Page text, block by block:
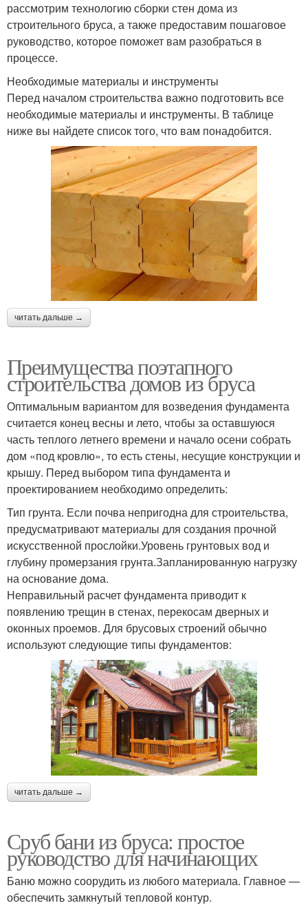
рассмотрим технологию сборки стен дома из
строительного бруса, а также предоставим пошаговое
руководство, которое поможет вам разобраться в
процессе.
Необходимые материалы и инструменты
Перед началом строительства важно подготовить все
необходимые материалы и инструменты. В таблице
ниже вы найдете список того, что вам понадобится.
читать дальше →
Преимущества поэтапного
строительства домов из бруса
Оптимальным вариантом для возведения фундамента
считается конец весны и лето, чтобы за оставшуюся
часть теплого летнего времени и начало осени собрать
дом «под кровлю», то есть стены, несущие конструкции и
крышу. Перед выбором типа фундамента и
проектированием необходимо определить:
Тип грунта. Если почва непригодна для строительства,
предусматривают материалы для создания прочной
искусственной прослойки.Уровень грунтовых вод и
глубину промерзания грунта.Запланированную нагрузку
на основание дома.
Неправильный расчет фундамента приводит к
появлению трещин в стенах, перекосам дверных и
оконных проемов. Для брусовых строений обычно
используют следующие типы фундаментов:
читать дальше →
Сруб бани из бруса: простое
руководство для начинающих
Баню можно соорудить из любого материала. Главное —
обеспечить замкнутый тепловой контур.